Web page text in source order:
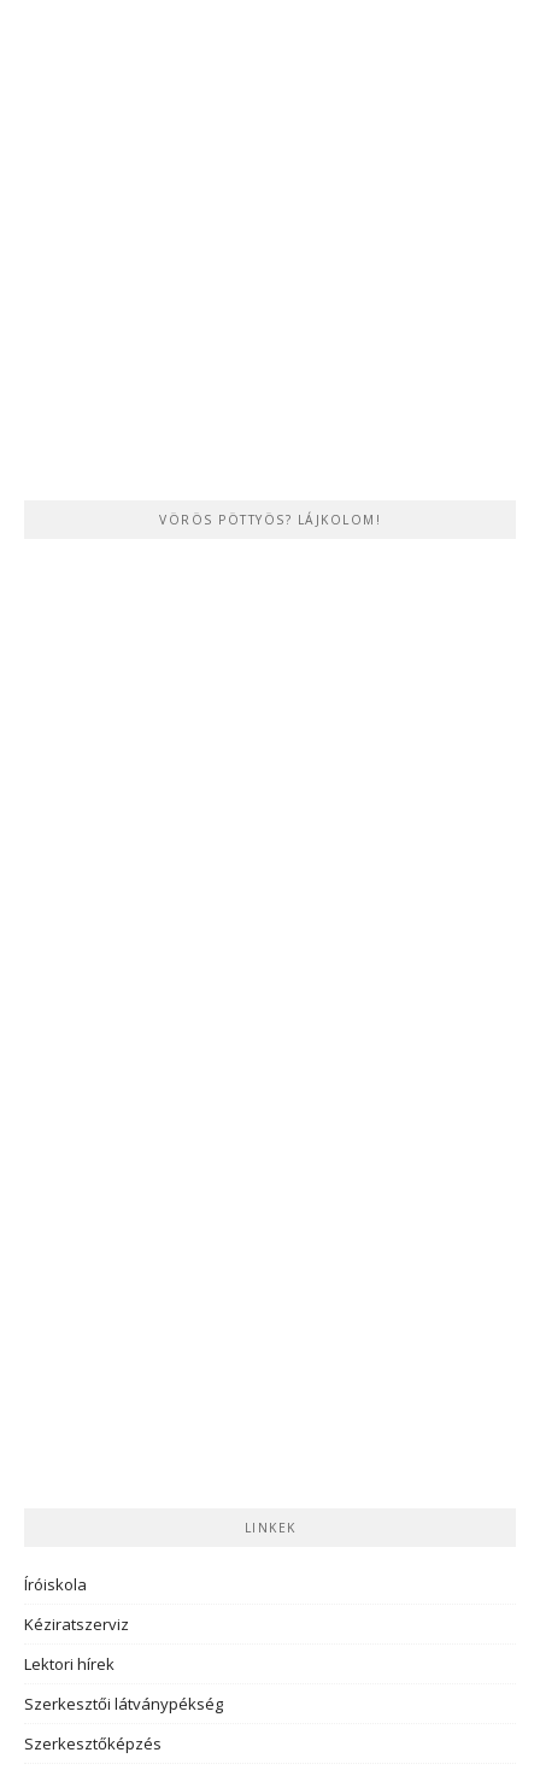
VÖRÖS PÖTTYÖS? LÁJKOLOM!
LINKEK
Íróiskola
Kéziratszerviz
Lektori hírek
Szerkesztői látványpékség
Szerkesztőképzés